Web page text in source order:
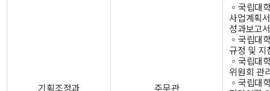
기획조정과 주무관
◦국립대
사업계획
성과보고
◦국립대
규정 및 지
◦국립대
위원회 관
◦국립대